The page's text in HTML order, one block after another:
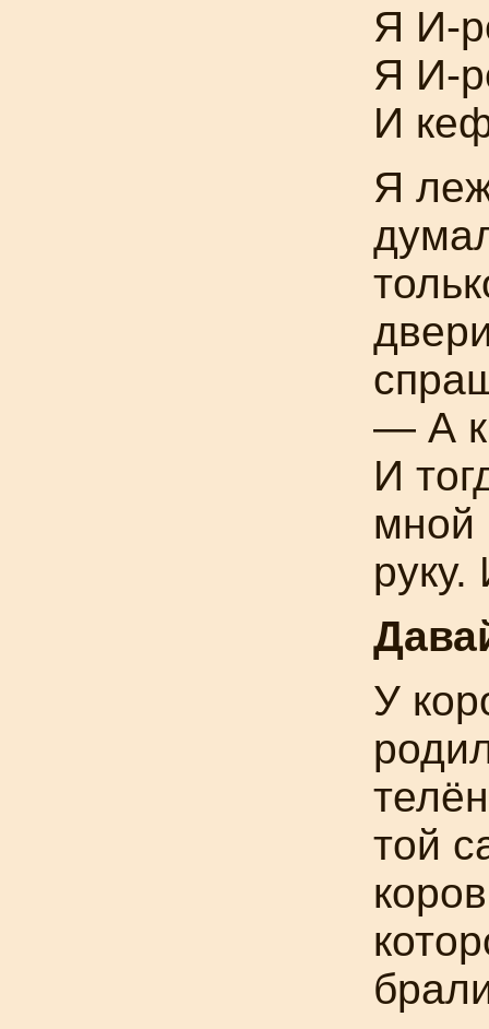
Я И-
Я И-
И
Я
— А
И
мной
У
той